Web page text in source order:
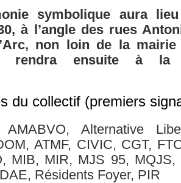
symbolique aura
à l’angle des rues
non loin de la mairie
rendra ensuite à la
du collectif (premiers
Alternative
ATMF, CIVIC, CGT,
MIB, MIR, MJS 95, MQJS,
Résidents Foyer, PIR